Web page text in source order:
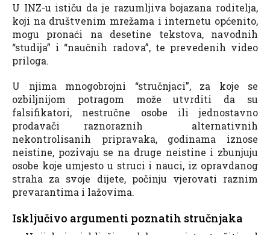
U INZ-u ističu da je razumljiva bojazana roditelja,
koji na društvenim mrežama i internetu općenito,
mogu pronaći na desetine tekstova, navodnih
“studija” i “naučnih radova”, te prevedenih video
priloga.
U njima mnogobrojni “stručnjaci”, za koje se
ozbiljnijom potragom može utvrditi da su
falsifikatori, nestručne osobe ili jednostavno
prodavači raznoraznih alternativnih
nekontrolisanih pripravaka, godinama iznose
neistine, pozivaju se na druge neistine i zbunjuju
osobe koje umjesto u struci i nauci, iz opravdanog
straha za svoje dijete, počinju vjerovati raznim
prevarantima i lažovima.
Isključivo argumenti poznatih stručnjaka